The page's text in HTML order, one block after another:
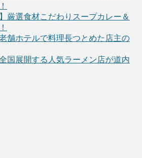
厳選食材こだわりスープカレー＆
舗ホテルで料理長つとめた店主の
国展開する人気ラーメン店が道内